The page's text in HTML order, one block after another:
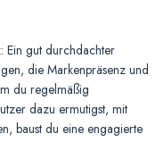
Ein gut durchdachter
die Markenpräsenz und
du regelmäßig
dazu ermutigst, mit
baust du eine engagierte